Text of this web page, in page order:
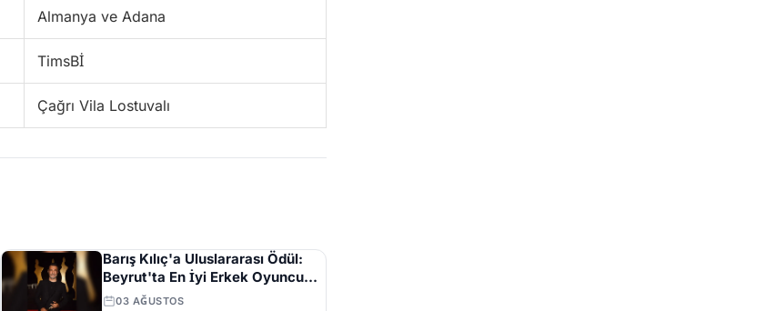
Almanya ve Adana
TimsBİ
Çağrı Vila Lostuvalı
Barış Kılıç'a Uluslararası Ödül:
Beyrut'ta En İyi Erkek Oyuncu
Seçildi
03 AĞUSTOS